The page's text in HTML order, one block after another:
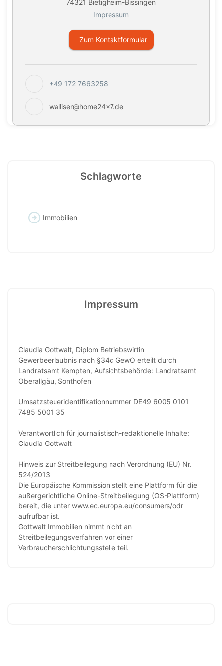
74321 Bietigheim-Bissingen
Impressum
Zum Kontaktformular
+49 172 7663258
walliser@home24x7.de
Schlagworte
Immobilien
Impressum
Claudia Gottwalt, Diplom Betriebswirtin
Gewerbeerlaubnis nach §34c GewO erteilt durch
Landratsamt Kempten, Aufsichtsbehörde: Landratsamt
Oberallgäu, Sonthofen
Umsatzsteueridentifikationnummer DE49 6005 0101
7485 5001 35
Verantwortlich für journalistisch-redaktionelle Inhalte:
Claudia Gottwalt
Hinweis zur Streitbeilegung nach Verordnung (EU) Nr.
524/2013
Die Europäische Kommission stellt eine Plattform für die
außergerichtliche Online-Streitbeilegung (OS-Plattform)
bereit, die unter www.ec.europa.eu/consumers/odr
aufrufbar ist.
Gottwalt Immobilien nimmt nicht an
Streitbeilegungsverfahren vor einer
Verbraucherschlichtungsstelle teil.